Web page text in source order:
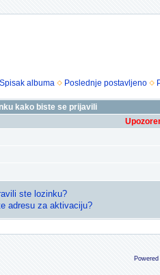
Spisak albuma Poslednje postavljeno
kako biste se prijavili
ste lozinku?
adresu za aktivaciju?